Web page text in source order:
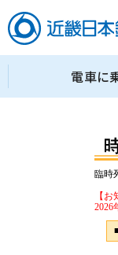
臨時
【お
2026